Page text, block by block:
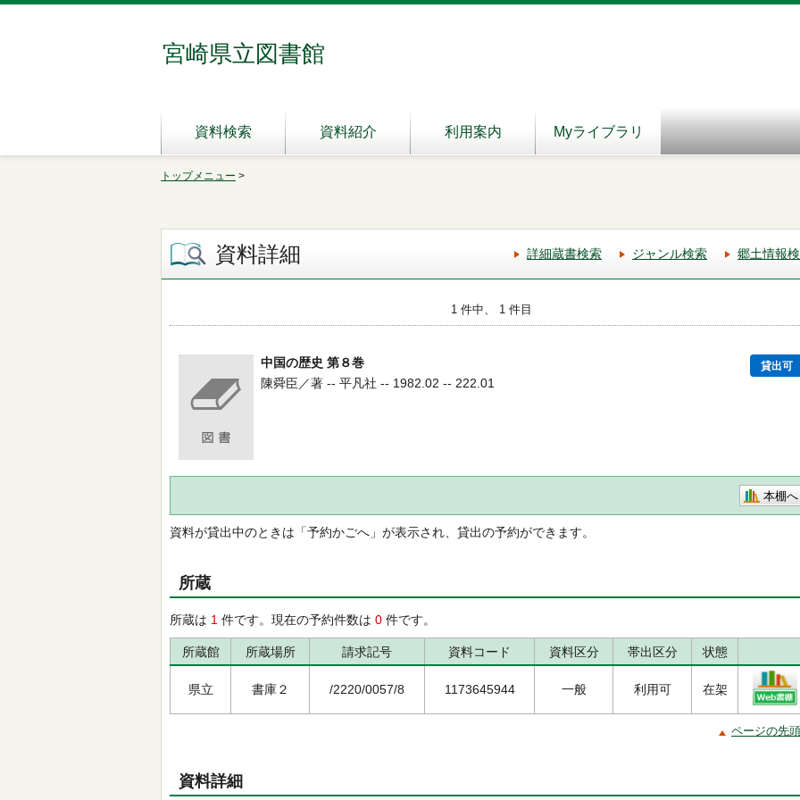
宮崎県立図書館
資料検索 資料紹介 利用案内 Myライブラリ
トップメニュー >
資料詳細 詳細蔵書検索 ジャンル検索 郷土情報
1 件中、 1 件目
中国の歴史 第８巻 貸出可
陳舜臣／著 -- 平凡社 -- 1982.02 -- 222.01
本棚へ
資料が貸出中のときは「予約かごへ」が表示され、貸出の予約ができます。
所蔵
所蔵は 1 件です。現在の予約件数は 0 件です。
所蔵館 所蔵場所 請求記号 資料コード 資料区分 帯出区分 状態
県立 書庫２ /2220/0057/8 1173645944 一般 利用可 在架
ページの先
資料詳細